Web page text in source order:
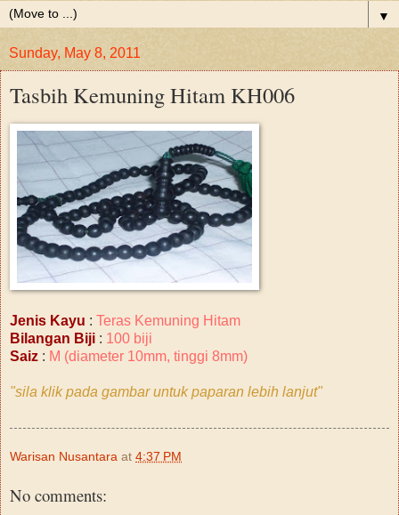
▼
Sunday, May 8, 2011
Tasbih Kemuning Hitam KH006
Jenis Kayu : Teras Kemuning Hitam
Bilangan Biji : 100 biji
Saiz : M (diameter 10mm, tinggi 8mm)
"sila klik pada gambar untuk paparan lebih lanjut"
Warisan Nusantara at 4:37 PM
No comments: